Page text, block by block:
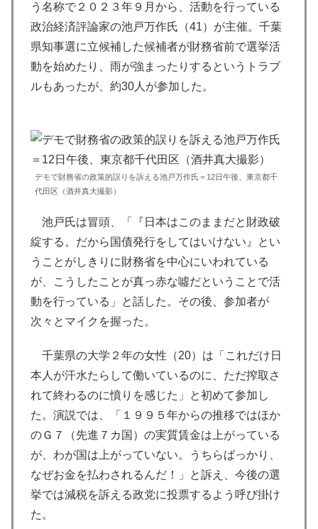
う名称で２０２３年９月から、活動を行っている
政治経済評論家の池戸万作氏（41）が主催。千葉
県知事選に立候補した候補者が財務省前で選挙活
動を始めたり、雨が強まったりするというトラブ
ルもあったが、約30人が参加した。
デモで財務省の政策的誤りを訴える池戸万作氏＝12日午後、東京都千
代田区（酒井真大撮影）
池戸氏は冒頭、「『日本はこのままだと財政破
綻する。だから国債発行をしてはいけない』とい
うことがしきりに財務省を中心にいわれている
が、こうしたことが真っ赤な噓だということで活
動を行っている」と話した。その後、参加者が
次々とマイクを握った。
千葉県の大学２年の女性（20）は「これだけ日
本人が汗水たらして働いているのに、ただ搾取さ
れて終わるのに憤りを感じた」と初めて参加し
た。演説では、「１９９５年からの推移ではほか
のＧ７（先進７カ国）の実質賃金は上がっている
が、わが国は上がっていない。うちらばっかり、
なぜお金を払わされるんだ！」と訴え、今後の選
挙では減税を訴える政党に投票するよう呼び掛け
た。